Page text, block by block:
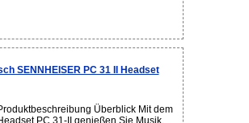
SENNHEISER PC 31 II Headset
Überblick Mit dem
PC 31-II genießen Sie Musik,